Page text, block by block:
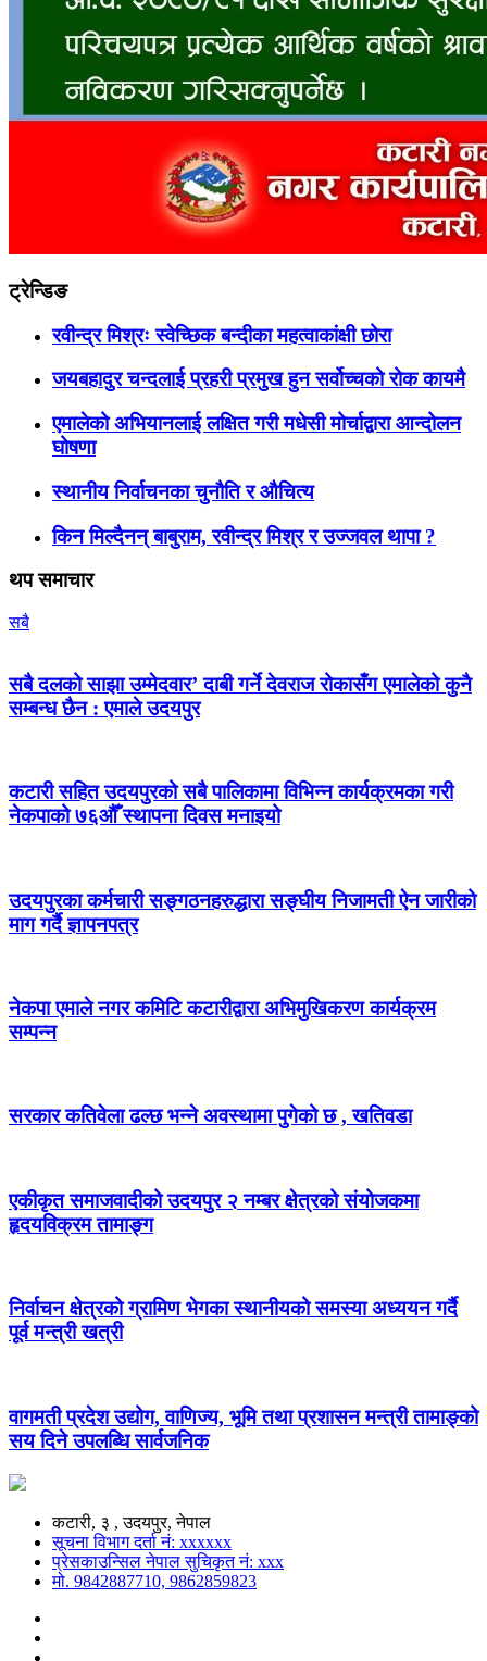
ट्रेन्डिङ
रवीन्द्र मिश्रः स्वेच्छिक बन्दीका महत्वाकांक्षी छोरा
जयबहादुर चन्दलाई प्रहरी प्रमुख हुन सर्वोच्चको रोक कायमै
एमालेको अभियानलाई लक्षित गरी मधेसी मोर्चाद्वारा आन्दोलन
घोषणा
स्थानीय निर्वाचनका चुनौति र औचित्य
किन मिल्दैनन् बाबुराम, रवीन्द्र मिश्र र उज्जवल थापा ?
थप समाचार
सबै
सबै दलको साझा उम्मेदवार’ दाबी गर्ने देवराज रोकासँग एमालेको कुनै
सम्बन्ध छैन : एमाले उदयपुर
कटारी सहित उदयपुरको सबै पालिकामा विभिन्न कार्यक्रमका गरी
नेकपाको ७६औँ स्थापना दिवस मनाइयो
उदयपुरका कर्मचारी सङ्गठनहरुद्धारा सङ्घीय निजामती ऐन जारीको
माग गर्दै ज्ञापनपत्र
नेकपा एमाले नगर कमिटि कटारीद्वारा अभिमुखिकरण कार्यक्रम
सम्पन्न
सरकार कतिवेला ढल्छ भन्ने अवस्थामा पुगेको छ , खतिवडा
एकीकृत समाजवादीको उदयपुर २ नम्बर क्षेत्रको संयोजकमा
हृदयविक्रम तामाङ्ग
निर्वाचन क्षेत्रको ग्रामिण भेगका स्थानीयको समस्या अध्ययन गर्दै
पूर्व मन्त्री खत्री
वागमती प्रदेश उद्योग, वाणिज्य, भूमि तथा प्रशासन मन्त्री तामाङ्को
सय दिने उपलब्धि सार्वजनिक
कटारी, ३ , उदयपुर, नेपाल
सूचना विभाग दर्ता नं: xxxxxx
प्रेसकाउन्सिल नेपाल सुचिकृत नं: xxx
मो. 9842887710, 9862859823